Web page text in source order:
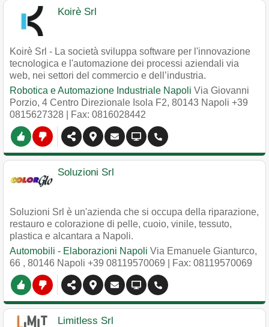
Koirè Srl
Koirè Srl - La società sviluppa software per l'innovazione
tecnologica e l'automazione dei processi aziendali via
web, nei settori del commercio e dell’industria.
Robotica e Automazione Industriale Napoli Via Giovanni
Porzio, 4 Centro Direzionale Isola F2, 80143 Napoli +39
0815627328 | Fax: 0816028442
Soluzioni Srl
Soluzioni Srl è un'azienda che si occupa della riparazione,
restauro e colorazione di pelle, cuoio, vinile, tessuto,
plastica e alcantara a Napoli.
Automobili - Elaborazioni Napoli Via Emanuele Gianturco,
66 , 80146 Napoli +39 08119570069 | Fax: 08119570069
Limitless Srl